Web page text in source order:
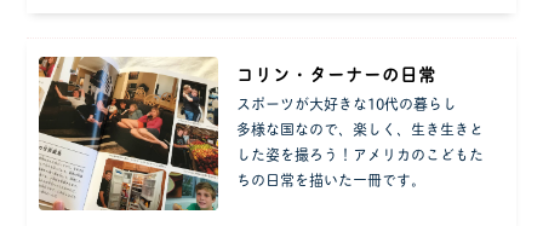
コリン・ターナーの日常
スポーツが大好きな10代の暮らし
多様な国なので、楽しく、生き生きと
した姿を撮ろう！アメリカのこどもた
ちの日常を描いた一冊です。